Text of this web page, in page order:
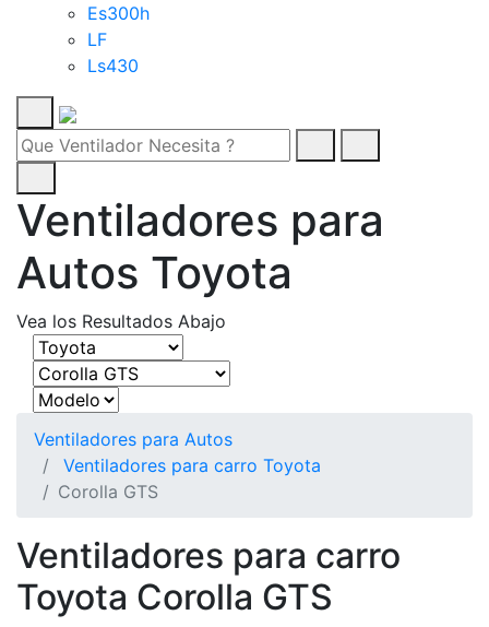
Es300h
LF
Ls430
Ventiladores para
Autos Toyota
Vea los Resultados Abajo
Ventiladores para Autos
Ventiladores para carro Toyota
Corolla GTS
Ventiladores para carro
Toyota Corolla GTS